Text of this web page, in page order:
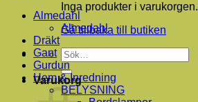
Inga produkter i varukorgen.
Gå tillbaka till butiken
Sök
efter:
Varukorg
Almedahl
Almedahl
Dräkt
Gant
Gurdun
Hem & Inredning
BELYSNING